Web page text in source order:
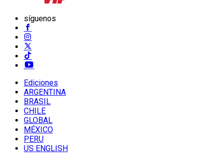
síguenos
Ediciones
ARGENTINA
BRASIL
CHILE
GLOBAL
MÉXICO
PERU
US ENGLISH